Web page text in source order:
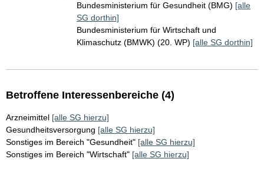
Bundesministerium für Gesundheit (BMG) [alle
SG dorthin]
Bundesministerium für Wirtschaft und
Klimaschutz (BMWK) (20. WP) [alle SG dorthin]
Betroffene Interessenbereiche (4)
Arzneimittel [alle SG hierzu]
Gesundheitsversorgung [alle SG hierzu]
Sonstiges im Bereich "Gesundheit" [alle SG hierzu]
Sonstiges im Bereich "Wirtschaft" [alle SG hierzu]